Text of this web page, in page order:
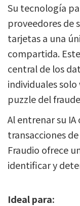
Su tecnología
proveedores de
tarjetas a una
compartida.
central de los
individuales
puzzle del
Al entrenar su
transacciones
Fraudio ofrece
identificar y
Ideal para: